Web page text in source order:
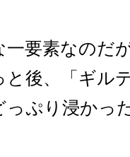
一要素なのだ
後、「ギル
っぷり浸かっ